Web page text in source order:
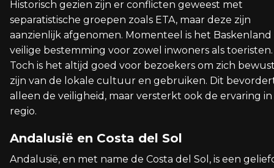
Historisch gezien zijn er conflicten geweest met
separatistische groepen zoals ETA, maar deze zijn
aanzienlijk afgenomen. Momenteel is het Baskenland
veilige bestemming voor zowel inwoners als toeristen.
Toch is het altijd goed voor bezoekers om zich
zijn van de lokale cultuur en gebruiken. Dit
alleen de veiligheid, maar versterkt ook de ervaring
regio.
Andalusië en Costa del Sol
Andalusië, en met name de Costa del Sol, is een